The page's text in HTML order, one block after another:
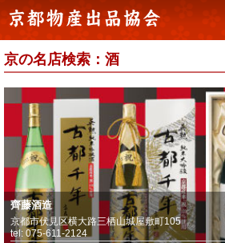
京の名店検索：酒
齊藤酒造
京都市伏見区横大路三栖山城屋敷町105
tel: 075-611-2124